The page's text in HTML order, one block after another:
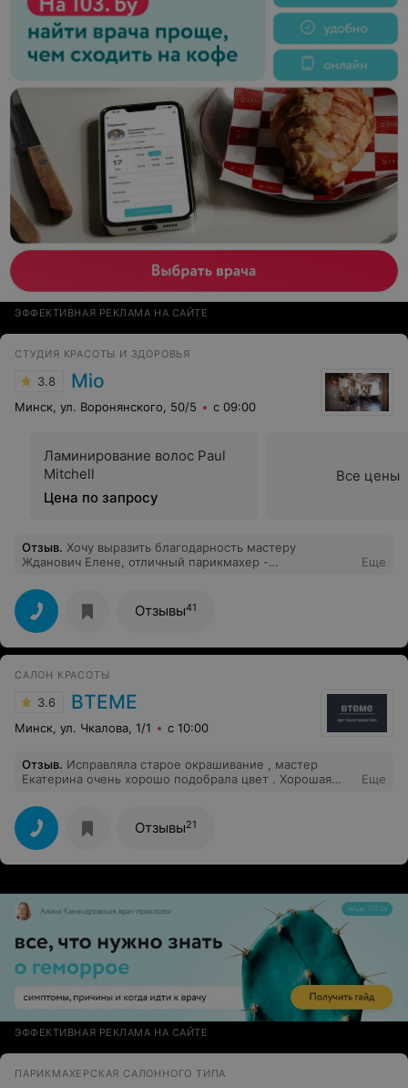
ЭФФЕКТИВНАЯ РЕКЛАМА НА САЙТЕ
СТУДИЯ КРАСОТЫ И ЗДОРОВЬЯ
3.8 Mio
Минск, ул. Воронянского, 50/5 с 09:00
Ламинирование волос Paul
Mitchell
Цена по запросу
Все цены
Отзыв. Хочу выразить благодарность мастеру
Жданович Елене, отличный парикмахер -
Еще
Отзывы41
САЛОН КРАСОТЫ
3.6 ВТЕМЕ
Минск, ул. Чкалова, 1/1 с 10:00
Отзыв. Исправляла старое окрашивание , мастер
Екатерина очень хорошо подобрала цвет . Хорошая
Еще
Отзывы21
ЭФФЕКТИВНАЯ РЕКЛАМА НА САЙТЕ
ПАРИКМАХЕРСКАЯ САЛОННОГО ТИПА